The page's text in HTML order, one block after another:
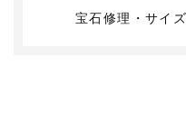
宝石修理・サイ